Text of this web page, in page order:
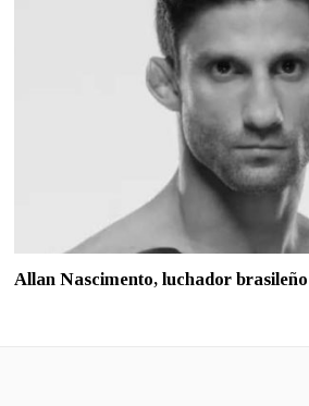
Allan Nascimento, luchador